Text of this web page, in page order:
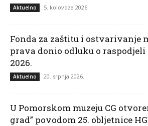
Aktuelno 5. kolovoza 2026.
Fonda za zaštitu i ostvarivanje
prava donio odluku o raspodjeli
2026.
Aktuelno 20. srpnja 2026.
U Pomorskom muzeju CG
grad” povodom 25. obljetnice